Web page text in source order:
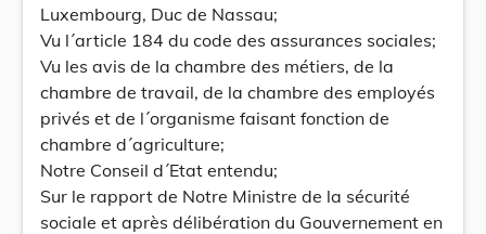
Luxembourg, Duc de Nassau;
Vu l´article 184 du code des assurances sociales;
Vu les avis de la chambre des métiers, de la
chambre de travail, de la chambre des employés
privés et de l´organisme faisant fonction de
chambre d´agriculture;
Notre Conseil d´Etat entendu;
Sur le rapport de Notre Ministre de la sécurité
sociale et après délibération du Gouvernement en